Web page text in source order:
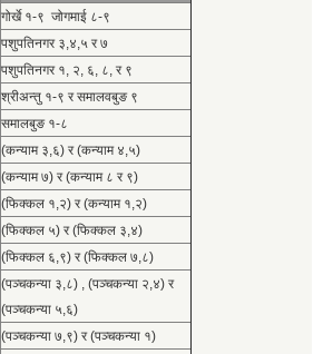
गोर्खे १-९ जोगमाई ८-९
पशुपतिनगर ३,४,५ र ७
पशुपतिनगर १, २, ६, ८, र ९
श्रीअन्तु १-९ र समालवबुङ ९
समालबुङ १-८
(कन्याम ३,६) र (कन्याम ४,५)
(कन्याम ७) र (कन्याम ८ र ९)
(फिक्कल १,२) र (कन्याम १,२)
(फिक्कल ५) र (फिक्कल ३,४)
(फिक्कल ६,९) र (फिक्कल ७,८)
(पञ्चकन्या ३,८) , (पञ्चकन्या २,४) र
(पञ्चकन्या ५,६)
(पञ्चकन्या ७,९) र (पञ्चकन्या १)